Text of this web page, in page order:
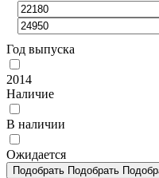
Год выпуска
2014
Наличие
В наличии
Ожидается
Подобрать Подобрать